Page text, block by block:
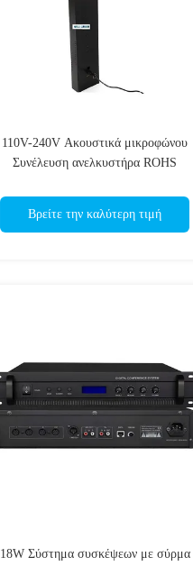
110V-240V Ακουστικά μικροφώνου
Συνέλευση ανελκυστήρα ROHS
Βρείτε την καλύτερη τιμή
18W Σύστημα συσκέψεων με σύρμα